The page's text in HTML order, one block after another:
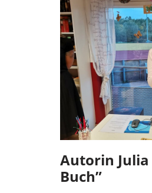
Autorin Julia
Buch”